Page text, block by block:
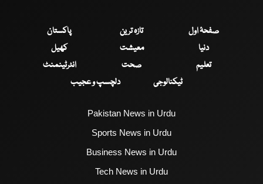
صفحۂ اول تازہ ترین
پاکستان
دنیا
معیشت
کھیل
تعلیم
صحت
انٹرٹینمنٹ
ٹیکنالوجی
دلچسپ و عجیب
Pakistan News in Urdu
Sports News in Urdu
Business News in Urdu
Tech News in Urdu